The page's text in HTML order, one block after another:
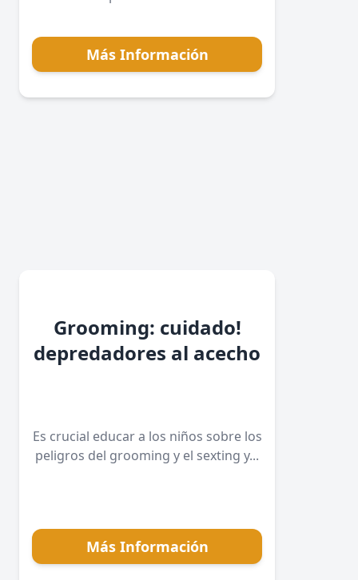
Más Información
Grooming: cuidado!
depredadores al acecho
Es crucial educar a los niños sobre los
peligros del grooming y el sexting y...
Más Información